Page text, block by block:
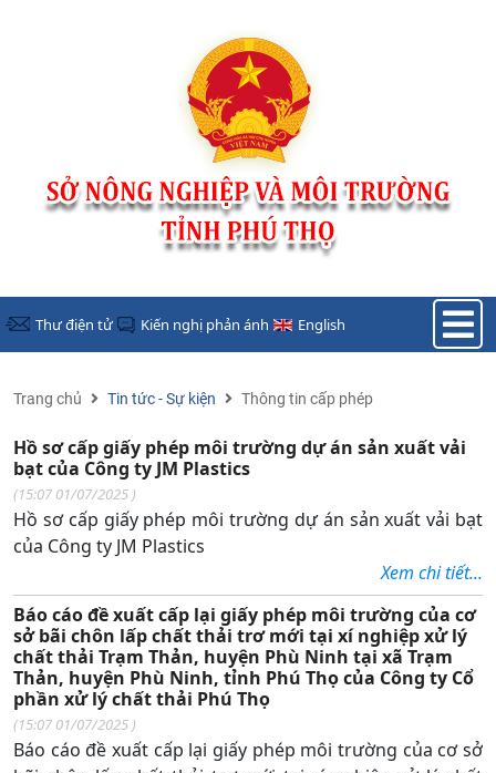
Thư điện tử Kiến nghị phản ánh English
Trang chủ Tin tức - Sự kiện Thông tin cấp phép
Hồ sơ cấp giấy phép môi trường dự án sản xuất vải
bạt của Công ty JM Plastics
(15:07 01/07/2025 )
Hồ sơ cấp giấy phép môi trường dự án sản xuất vải bạt
của Công ty JM Plastics
Xem chi tiết...
Báo cáo đề xuất cấp lại giấy phép môi trường của cơ
sở bãi chôn lấp chất thải trơ mới tại xí nghiệp xử lý
chất thải Trạm Thản, huyện Phù Ninh tại xã Trạm
Thản, huyện Phù Ninh, tỉnh Phú Thọ của Công ty Cổ
phần xử lý chất thải Phú Thọ
(15:07 01/07/2025 )
Báo cáo đề xuất cấp lại giấy phép môi trường của cơ sở